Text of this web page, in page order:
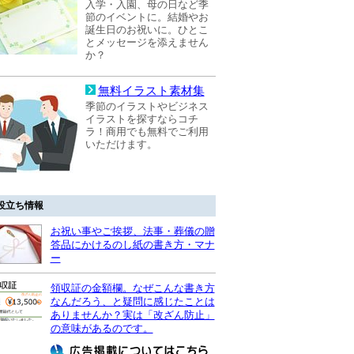
入学・入園、母の日など季
節のイベントに。結婚やお
誕生日のお祝いに。ひとこ
とメッセージを添えません
か？
無料イラスト素材集
季節のイラストやビジネス
イラストを探すならコチ
ラ！商用でも無料でご利用
いただけます。
立ち情報
お祝い事やご挨拶、法事・葬儀の贈
答品にかけるのし紙の書き方・マナ
ー
領収証の金額欄。なぜこんな書き方
なんだろう、と疑問に感じたことは
ありませんか？実は「改ざん防止」
の意味があるのです。